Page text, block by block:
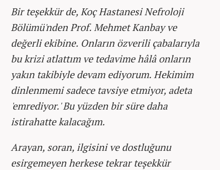
Bir teşekkür de, Koç Hastanesi Nefroloji
Bölümü'nden Prof. Mehmet Kanbay ve
değerli ekibine. Onların özverili çabalarıyla
bu krizi atlattım ve tedavime hâlâ onların
yakın takibiyle devam ediyorum. Hekimim
dinlenmemi sadece tavsiye etmiyor, adeta
'emrediyor.' Bu yüzden bir süre daha
istirahatte kalacağım.
Arayan, soran, ilgisini ve dostluğunu
esirgemeyen herkese tekrar teşekkür